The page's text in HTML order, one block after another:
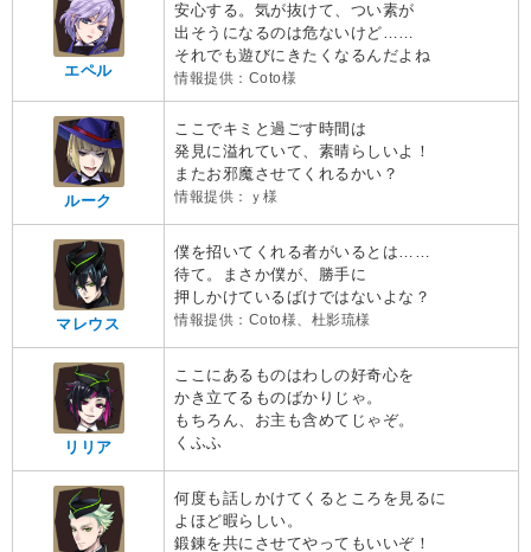
エペル
安心する。気が抜けて、つい素が
出そうになるのは危ないけど……
それでも遊びにきたくなるんだよね
情報提供：Coto様
ルーク
ここでキミと過ごす時間は
発見に溢れていて、素晴らしいよ！
またお邪魔させてくれるかい？
情報提供：ｙ様
マレウス
僕を招いてくれる者がいるとは……
待て。まさか僕が、勝手に
押しかけているばけではないよな？
情報提供：Coto様、杜影琉様
リリア
ここにあるものはわしの好奇心を
かき立てるものばかりじゃ。
もちろん、お主も含めてじゃぞ。
くふふ
何度も話しかけてくるところを見るに
よほど暇らしい。
鍛錬を共にさせてやってもいいぞ！